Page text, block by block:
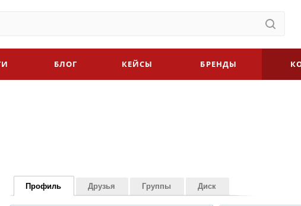
БЛОГ КЕЙСЫ БРЕНДЫ
Профиль Друзья Группы Диск